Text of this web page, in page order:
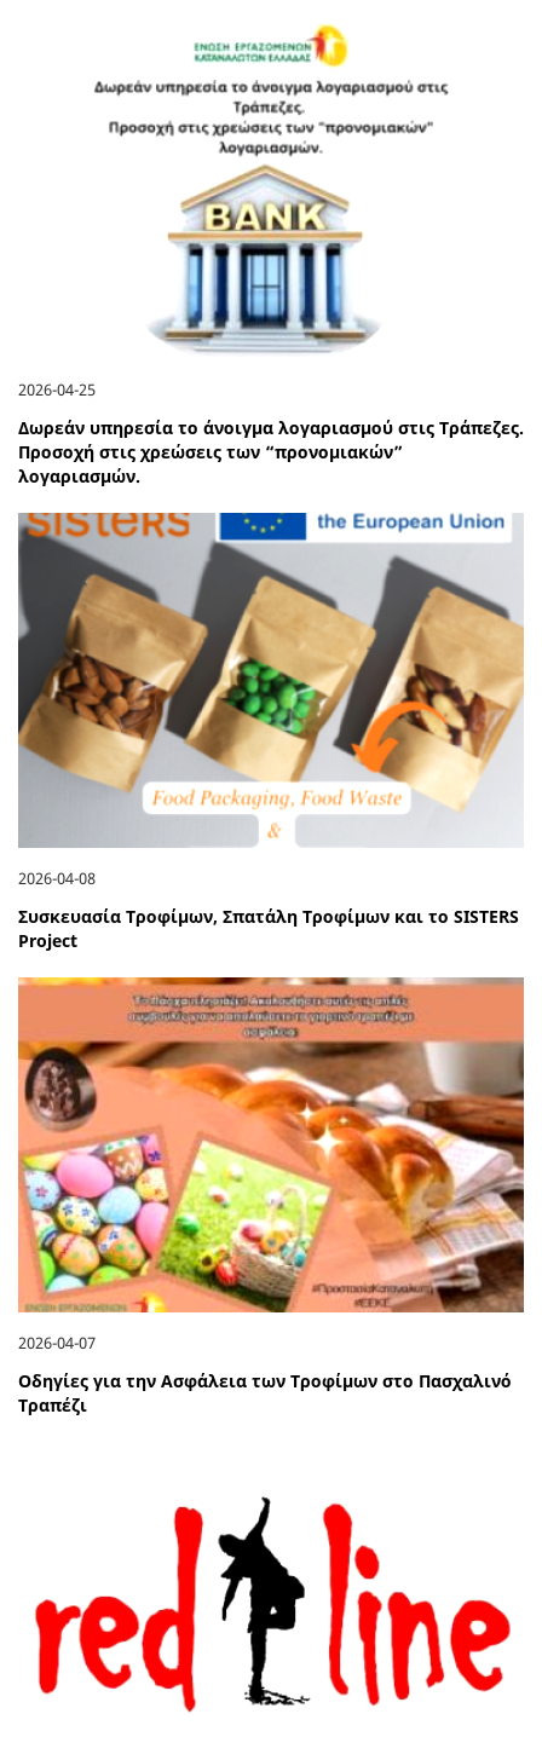
2026-04-25
Δωρεάν υπηρεσία το άνοιγμα λογαριασμού στις Τράπεζες.
Προσοχή στις χρεώσεις των “προνομιακών”
λογαριασμών.
2026-04-08
Συσκευασία Τροφίμων, Σπατάλη Τροφίμων και το SISTERS
Project
2026-04-07
Οδηγίες για την Ασφάλεια των Τροφίμων στο Πασχαλινό
Τραπέζι